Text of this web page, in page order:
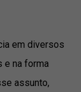
em diversos
e na forma
assunto,